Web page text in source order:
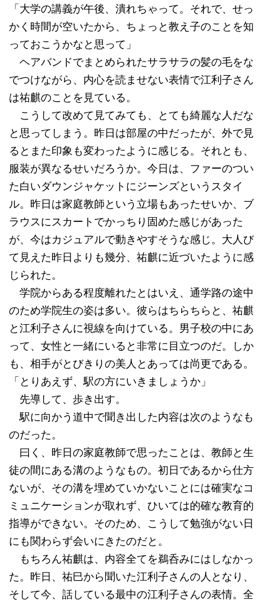
「大学の講義が午後、潰れちゃって。それで、せっ
かく時間が空いたから、ちょっと教え子のことを知
っておこうかなと思って」
ヘアバンドでまとめられたサラサラの髪の毛をな
でつけながら、内心を読ませない表情で江利子さん
は祐麒のことを見ている。
こうして改めて見てみても、とても綺麗な人だな
と思ってしまう。昨日は部屋の中だったが、外で見
るとまた印象も変わったように感じる。それとも、
服装が異なるせいだろうか。今日は、ファーのつい
た白いダウンジャケットにジーンズというスタイ
ル。昨日は家庭教師という立場もあったせいか、ブ
ラウスにスカートでかっちり固めた感じがあった
が、今はカジュアルで動きやすそうな感じ。大人び
て見えた昨日よりも幾分、祐麒に近づいたように感
じられた。
学院からある程度離れたとはいえ、通学路の途中
のため学院生の姿は多い。彼らはちらちらと、祐麒
と江利子さんに視線を向けている。男子校の中にあ
って、女性と一緒にいると非常に目立つのだ。しか
も、相手がとびきりの美人とあっては尚更である。
「とりあえず、駅の方にいきましょうか」
先導して、歩き出す。
駅に向かう道中で聞き出した内容は次のようなも
のだった。
曰く、昨日の家庭教師で思ったことは、教師と生
徒の間にある溝のようなもの。初日であるから仕方
ないが、その溝を埋めていかないことには確実なコ
ミュニケーションが取れず、ひいては的確な教育的
指導ができない。そのため、こうして勉強がない日
にも関わらず会いにきたのだと。
もちろん祐麒は、内容全てを鵜呑みにはしなかっ
た。昨日、祐巳から聞いた江利子さんの人となり、
そして今、話している最中の江利子さんの表情。全